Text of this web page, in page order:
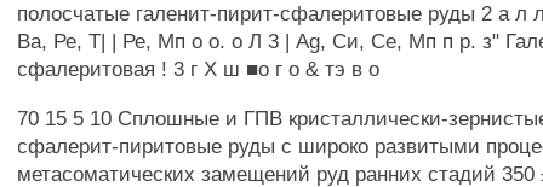
полосчатые галенит-пирит-сфалеритовые руды 2 а л
Ва, Ре, Т| | Ре, Мп о о. о Л 3 | Ag, Си, Се, Мп п р. з"
сфалеритовая ! 3 г X ш ■о г о & тэ в о
70 15 5 10 Сплошные и ГПВ кристаллически-
сфалерит-пиритовые руды с широко развитыми
метасоматических замещений руд ранних стадий